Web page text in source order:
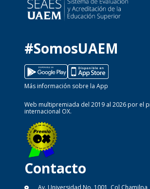
#SomosUAEM
Más información sobre la App
Web multipremiada del 2019 al 2026 por el
internacional OX.
Contacto
Av. Universidad No. 1001, Col Chamilpa,